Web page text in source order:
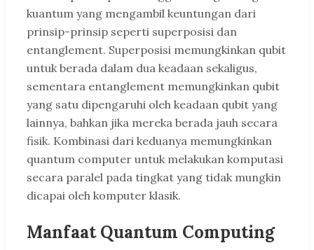
kuantum yang mengambil keuntungan dari
prinsip-prinsip seperti superposisi dan
entanglement. Superposisi memungkinkan qubit
untuk berada dalam dua keadaan sekaligus,
sementara entanglement memungkinkan qubit
yang satu dipengaruhi oleh keadaan qubit yang
lainnya, bahkan jika mereka berada jauh secara
fisik. Kombinasi dari keduanya memungkinkan
quantum computer untuk melakukan komputasi
secara paralel pada tingkat yang tidak mungkin
dicapai oleh komputer klasik.
Manfaat Quantum Computing